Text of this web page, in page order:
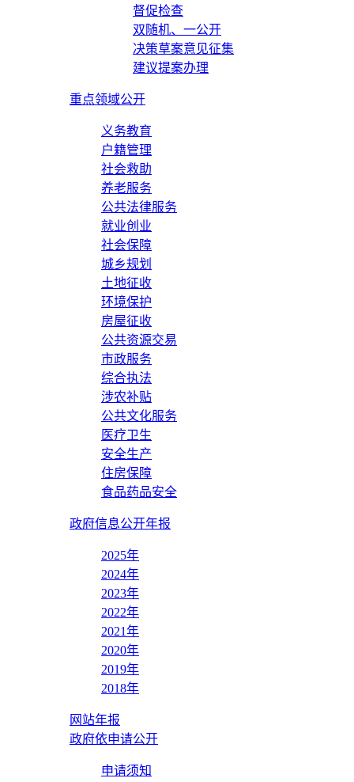
督促检查
双随机、一公开
决策草案意见征集
建议提案办理
重点领域公开
义务教育
户籍管理
社会救助
养老服务
公共法律服务
就业创业
社会保障
城乡规划
土地征收
环境保护
房屋征收
公共资源交易
市政服务
综合执法
涉农补贴
公共文化服务
医疗卫生
安全生产
住房保障
食品药品安全
政府信息公开年报
2025年
2024年
2023年
2022年
2021年
2020年
2019年
2018年
网站年报
政府依申请公开
申请须知